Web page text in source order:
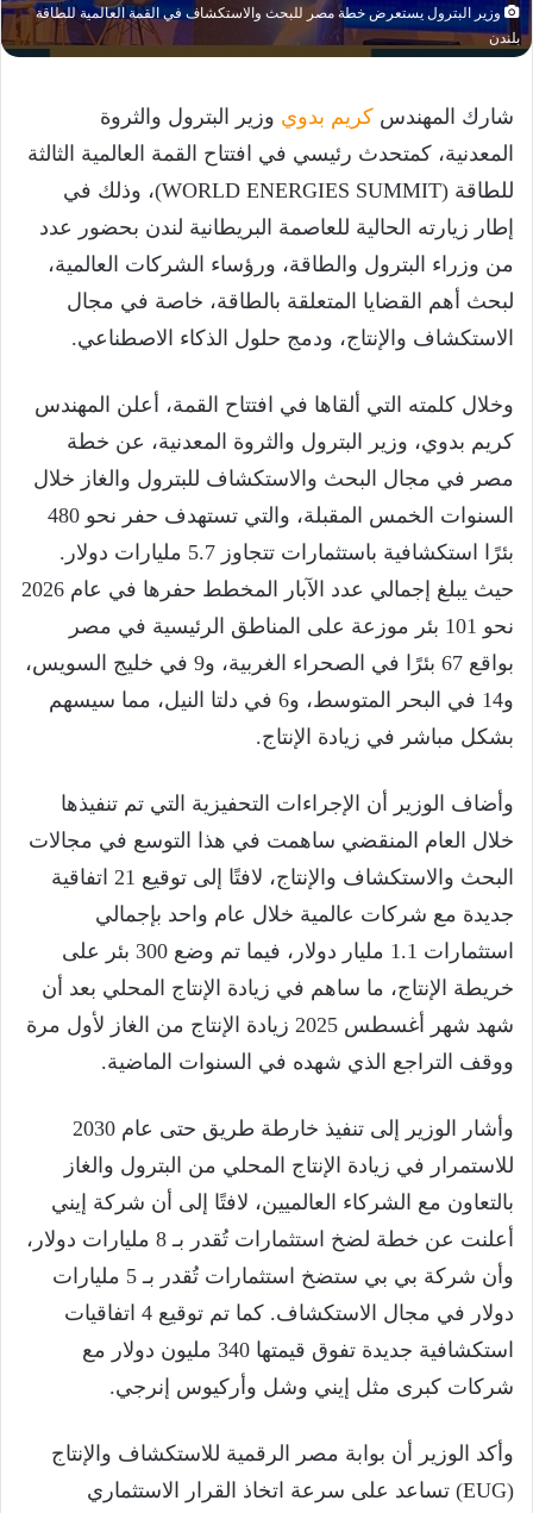
وزير البترول يستعرض خطة مصر للبحث والاستكشاف في القمة العالمية للطاقة
بلندن
شارك المهندس كريم بدوي وزير البترول والثروة
المعدنية، كمتحدث رئيسي في افتتاح القمة العالمية الثالثة
للطاقة (WORLD ENERGIES SUMMIT)، وذلك في
إطار زيارته الحالية للعاصمة البريطانية لندن بحضور عدد
من وزراء البترول والطاقة، ورؤساء الشركات العالمية،
لبحث أهم القضايا المتعلقة بالطاقة، خاصة في مجال
الاستكشاف والإنتاج، ودمج حلول الذكاء الاصطناعي.
وخلال كلمته التي ألقاها في افتتاح القمة، أعلن المهندس
كريم بدوي، وزير البترول والثروة المعدنية، عن خطة
مصر في مجال البحث والاستكشاف للبترول والغاز خلال
السنوات الخمس المقبلة، والتي تستهدف حفر نحو 480
بئرًا استكشافية باستثمارات تتجاوز 5.7 مليارات دولار.
حيث يبلغ إجمالي عدد الآبار المخطط حفرها في عام 2026
نحو 101 بئر موزعة على المناطق الرئيسية في مصر
بواقع 67 بئرًا في الصحراء الغربية، و9 في خليج السويس،
و14 في البحر المتوسط، و6 في دلتا النيل، مما سيسهم
بشكل مباشر في زيادة الإنتاج.
وأضاف الوزير أن الإجراءات التحفيزية التي تم تنفيذها
خلال العام المنقضي ساهمت في هذا التوسع في مجالات
البحث والاستكشاف والإنتاج، لافتًا إلى توقيع 21 اتفاقية
جديدة مع شركات عالمية خلال عام واحد بإجمالي
استثمارات 1.1 مليار دولار، فيما تم وضع 300 بئر على
خريطة الإنتاج، ما ساهم في زيادة الإنتاج المحلي بعد أن
شهد شهر أغسطس 2025 زيادة الإنتاج من الغاز لأول مرة
ووقف التراجع الذي شهده في السنوات الماضية.
وأشار الوزير إلى تنفيذ خارطة طريق حتى عام 2030
للاستمرار في زيادة الإنتاج المحلي من البترول والغاز
بالتعاون مع الشركاء العالميين، لافتًا إلى أن شركة إيني
أعلنت عن خطة لضخ استثمارات تُقدر بـ 8 مليارات دولار،
وأن شركة بي بي ستضخ استثمارات تُقدر بـ 5 مليارات
دولار في مجال الاستكشاف. كما تم توقيع 4 اتفاقيات
استكشافية جديدة تفوق قيمتها 340 مليون دولار مع
شركات كبرى مثل إيني وشل وأركيوس إنرجي.
وأكد الوزير أن بوابة مصر الرقمية للاستكشاف والإنتاج
(EUG) تساعد على سرعة اتخاذ القرار الاستثماري